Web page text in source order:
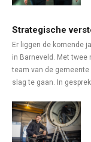
Strategische
Er liggen de komende
in Barneveld. Met
team van de
slag te gaan. In